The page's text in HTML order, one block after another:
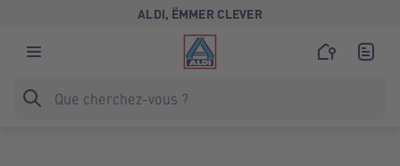
ALDI, ËMMER CLEVER